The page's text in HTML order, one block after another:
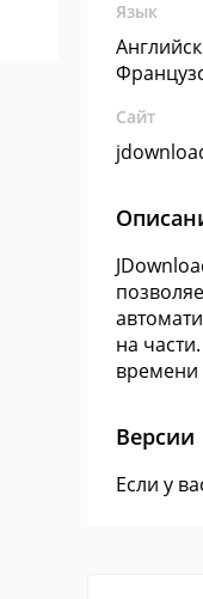
Язык
Сайт
на
времени
Версии
Если у